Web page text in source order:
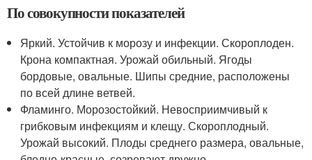
По совокупности показателей
Яркий. Устойчив к морозу и инфекции. Скороплоден.
Крона компактная. Урожай обильный. Ягоды
бордовые, овальные. Шипы средние, расположены
по всей длине ветвей.
Фламинго. Морозостойкий. Невосприимчивый к
грибковым инфекциям и клещу. Скороплодный.
Урожай высокий. Плоды среднего размера, овальные,